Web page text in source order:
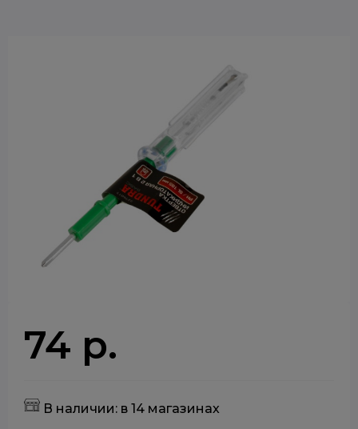
74 р.
В наличии: в 14 магазинах